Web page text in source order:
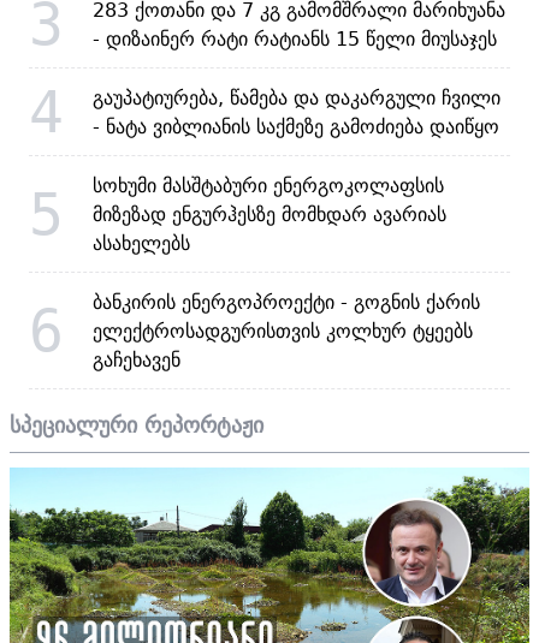
3
283 ქოთანი და 7 კგ გამომშრალი მარიხუანა
- დიზაინერ რატი რატიანს 15 წელი მიუსაჯეს
4
გაუპატიურება, წამება და დაკარგული ჩვილი
- ნატა ვიბლიანის საქმეზე გამოძიება დაიწყო
5
სოხუმი მასშტაბური ენერგოკოლაფსის
მიზეზად ენგურჰესზე მომხდარ ავარიას
ასახელებს
6
ბანკირის ენერგოპროექტი - გოგნის ქარის
ელექტროსადგურისთვის კოლხურ ტყეებს
გაჩეხავენ
სპეციალური რეპორტაჟი